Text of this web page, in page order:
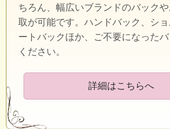
ちろん、幅広いブランドのバック
取が可能です。ハンドバック、シ
ートバックほか、ご不要になった
ください。
詳細はこちらへ